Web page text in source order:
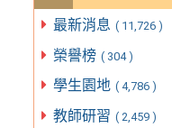
最新消息 ( 11,726 )
榮譽榜 ( 304 )
學生園地 ( 4,786 )
教師研習 ( 2,459 )